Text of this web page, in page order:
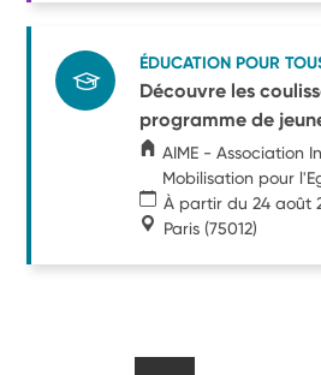
ÉDUCATION POUR
Découvre les
programme de
AIME - Association
Mobilisation pour
À partir du 24 août
Paris (75012)